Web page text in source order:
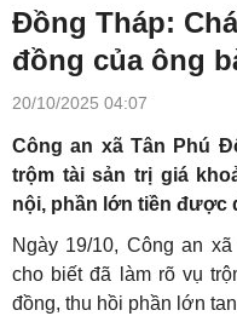
Đồng Tháp:
đồng của ông
20/10/2025 04:07
Công an xã Tân Phú
trộm tài sản trị giá
nội, phần lớn tiền được
Ngày 19/10, Công an
cho biết đã làm rõ vụ
đồng, thu hồi phần lớn